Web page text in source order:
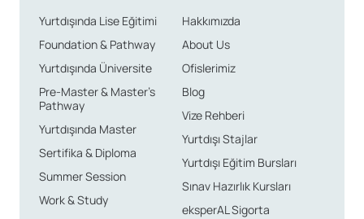
Yurtdışında Lise Eğitimi
Foundation & Pathway
Yurtdışında Üniversite
Pre-Master & Master’s
Pathway
Yurtdışında Master
Sertifika & Diploma
Summer Session
Work & Study
Hakkımızda
About Us
Ofislerimiz
Blog
Vize Rehberi
Yurtdışı Stajlar
Yurtdışı Eğitim Bursları
Sınav Hazırlık Kursları
eksperAL Sigorta